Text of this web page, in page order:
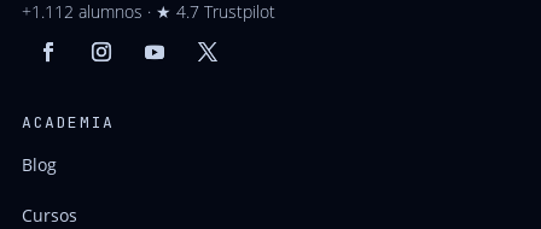
+1.112 alumnos · ★ 4.7 Trustpilot
ACADEMIA
Blog
Cursos